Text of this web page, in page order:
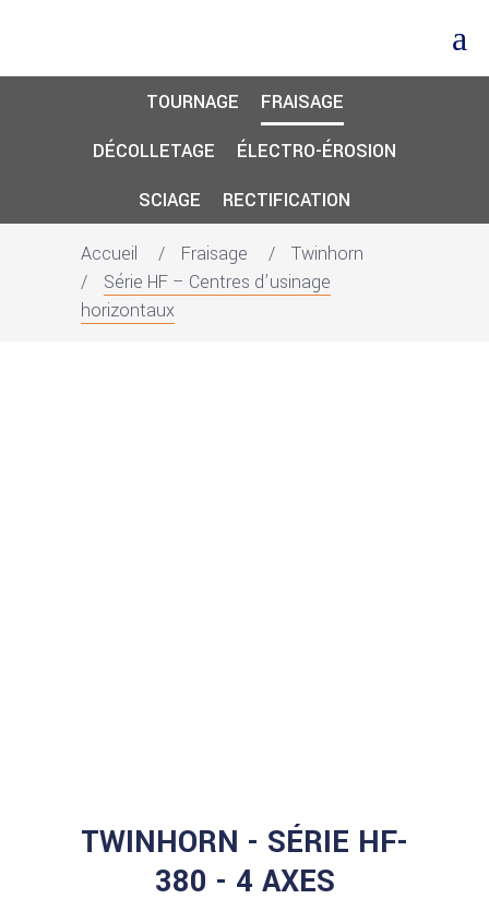
TOURNAGE
FRAISAGE
DÉCOLLETAGE
ÉLECTRO-ÉROSION
SCIAGE
RECTIFICATION
Accueil Fraisage
Twinhorn
Série HF – Centres d’usinage
horizontaux
TWINHORN - SÉRIE HF-
380 - 4 AXES